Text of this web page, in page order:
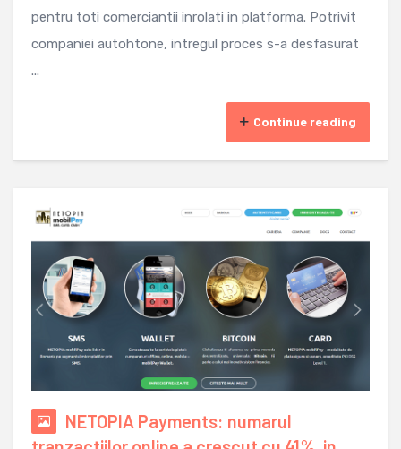
pentru toti comerciantii inrolati in platforma. Potrivit
companiei autohtone, intregul proces s-a desfasurat
...
Continue reading
NETOPIA Payments: numarul